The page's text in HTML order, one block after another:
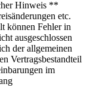
Hinweis **
etc.
können Fehler in
ausgeschlossen
der allgemeinen
Vertragsbestandteil
im